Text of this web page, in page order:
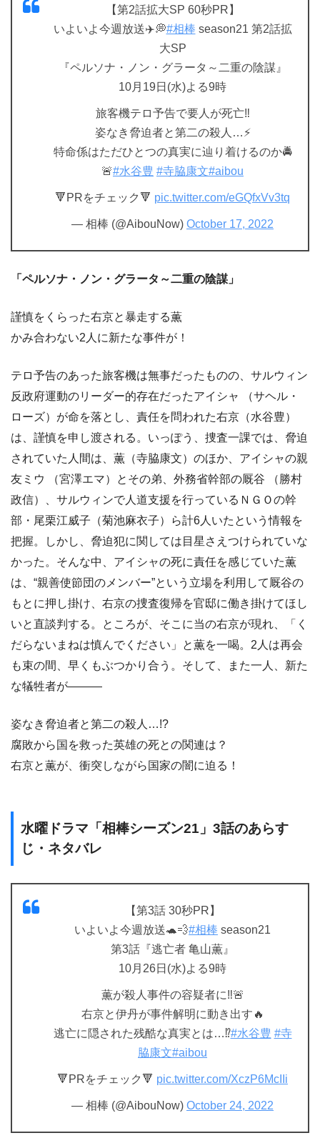
【第2話拡大SP 60秒PR】
いよいよ今週放送✈️💭#相棒 season21 第2話拡
大SP
『ペルソナ・ノン・グラータ～二重の陰謀』
10月19日(水)よる9時
旅客機テロ予告で要人が死亡‼️
姿なき脅迫者と第二の殺人…⚡️
特命係はただひとつの真実に辿り着けるのか🚔
🚨#水谷豊 #寺脇康文#aibou
🔻PRをチェック🔻 pic.twitter.com/eGQfxVv3tq
— 相棒 (@AibouNow) October 17, 2022
「ペルソナ・ノン・グラータ～二重の陰謀」
謹慎をくらった右京と暴走する薫
かみ合わない2人に新たな事件が！
テロ予告のあった旅客機は無事だったものの、サルウィン
反政府運動のリーダー的存在だったアイシャ （サヘル・
ローズ）が命を落とし、責任を問われた右京（水谷豊）
は、謹慎を申し渡される。いっぽう、捜査一課では、脅迫
されていた人間は、薫（寺脇康文）のほか、アイシャの親
友ミウ （宮澤エマ）とその弟、外務省幹部の厩谷 （勝村
政信）、サルウィンで人道支援を行っているＮＧＯの幹
部・尾栗江威子（菊池麻衣子）ら計6人いたという情報を
把握。しかし、脅迫犯に関しては目星さえつけられていな
かった。そんな中、アイシャの死に責任を感じていた薫
は、“親善使節団のメンバー”という立場を利用して厩谷の
もとに押し掛け、右京の捜査復帰を官邸に働き掛けてほし
いと直談判する。ところが、そこに当の右京が現れ、「く
だらないまねは慎んでください」と薫を一喝。2人は再会
も束の間、早くもぶつかり合う。そして、また一人、新た
な犠牲者が―――
姿なき脅迫者と第二の殺人…!?
腐敗から国を救った英雄の死との関連は？
右京と薫が、衝突しながら国家の闇に迫る！
水曜ドラマ「相棒シーズン21」3話のあらす
じ・ネタバレ
【第3話 30秒PR】
いよいよ今週放送🐢💨#相棒 season21
第3話『逃亡者 亀山薫』
10月26日(水)よる9時
薫が殺人事件の容疑者に‼️🚨
右京と伊丹が事件解明に動き出す🔥
逃亡に隠された残酷な真実とは…⁉️#水谷豊 #寺
脇康文#aibou
🔻PRをチェック🔻 pic.twitter.com/XczP6McIIi
— 相棒 (@AibouNow) October 24, 2022